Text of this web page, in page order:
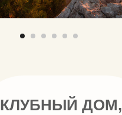
КЛУБНЫЙ ДОМ,